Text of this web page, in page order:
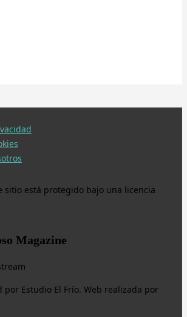
sitio está protegido bajo una licencia
Magazine
por Estudio El Frío. Web realizada por